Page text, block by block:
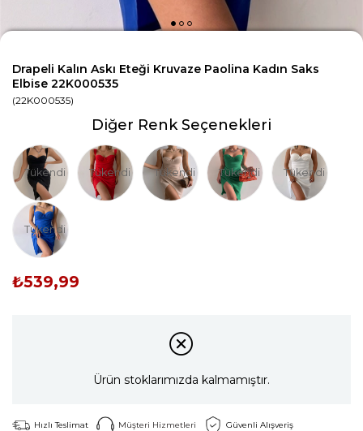
Drapeli Kalın Askı Eteği Kruvaze Paolina Kadın Saks
Elbise 22K000535
(22K000535)
Diğer Renk Seçenekleri
Tükendi Tükendi Tükendi Tükendi Tükendi
Tükendi
₺539,99
Ürün stoklarımızda kalmamıştır.
Hızlı Teslimat Müşteri Hizmetleri Güvenli Alışveriş